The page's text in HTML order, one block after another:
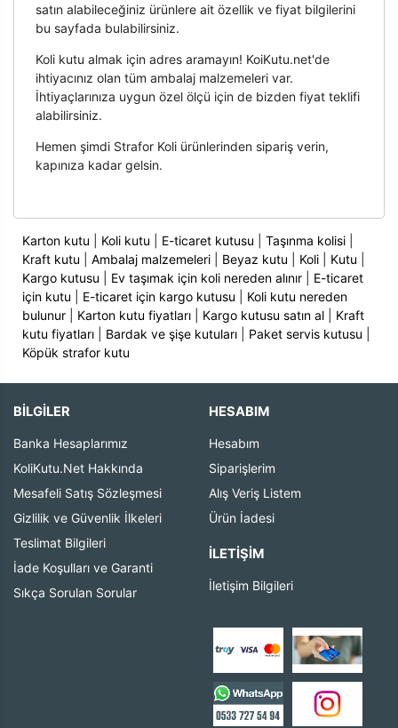
satın alabileceğiniz ürünlere ait özellik ve fiyat bilgilerini
bu sayfada bulabilirsiniz.
Koli kutu almak için adres aramayın! KoiKutu.net'de
ihtiyacınız olan tüm ambalaj malzemeleri var.
İhtiyaçlarınıza uygun özel ölçü için de bizden fiyat teklifi
alabilirsiniz.
Hemen şimdi Strafor Koli ürünlerinden sipariş verin,
kapınıza kadar gelsin.
Karton kutu Koli kutu E-ticaret kutusu Taşınma kolisi|
Kraft kutu
Ambalaj malzemeleri| Beyaz kutu Koli| Kutu
Kargo kutusu
Ev taşımak için koli nereden alınır| E-ticaret
için kutu
E-ticaret için kargo kutusu
Koli kutu nereden
bulunur| Karton kutu fiyatları| Kargo kutusu satın al| Kraft
kutu fiyatları| Bardak ve şişe kutuları| Paket servis kutusu
Köpük strafor kutu
BİLGİLER
Banka Hesaplarımız
KoliKutu.Net Hakkında
Mesafeli Satış Sözleşmesi
Gizlilik ve Güvenlik İlkeleri
Teslimat Bilgileri
İade Koşulları ve Garanti
Sıkça Sorulan Sorular
HESABIM
Hesabım
Siparişlerim
Alış Veriş Listem
Ürün İadesi
İLETIŞIM
İletişim Bilgileri